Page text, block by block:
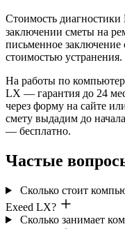
Стоимость
заключении сметы на
письменное заключение
стоимостью
На работы по
LX — гарантия до 24
через форму на сайте
смету выдадим до
— бесплатно.
Частые
Сколько стоит
Exeed LX?
Сколько занимает